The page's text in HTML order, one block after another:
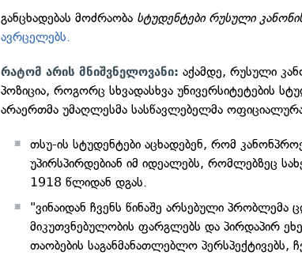
განცხადებას მოძრაობა სტუდენტები რუსული
ავრცელებს.
რატომ არის მნიშვნელოვანი:აქამდე, რუსული
პოზიცია, როგორც სხვადასხვა უნივერსიტეტების
არაერთმა უმაღლესმა სასწავლებელმა
თსუ-ის სტუდენტები აცხადებენ, რომ
უპირსპირდებიან იმ იდეალებს, რომლებზეც
1918 წლიდან დგას.
"ვინაიდან ჩვენს წინაშე არსებული პრობლემა
მიკუთვნებულობის ფარგლებს და პირდაპირ
თაობების საგანმანათლებლო პერსპექტივებს,